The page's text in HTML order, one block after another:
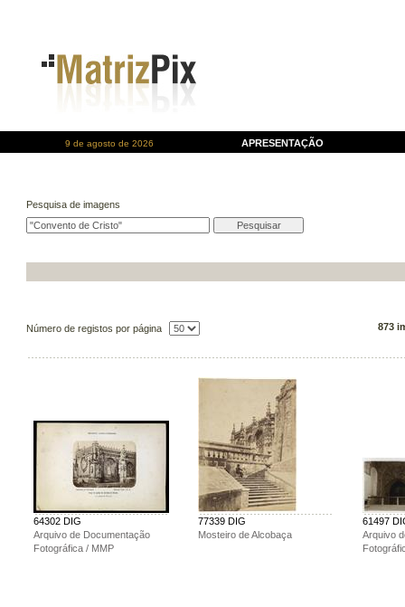
9 de agosto de 2026 APRESENTAÇÃO
Pesquisa de imagens
Número de registos por página 873
64302 DIG
Arquivo de Documentação
Fotográfica / MMP
77339 DIG
Mosteiro de Alcobaça
61497
Arquivo